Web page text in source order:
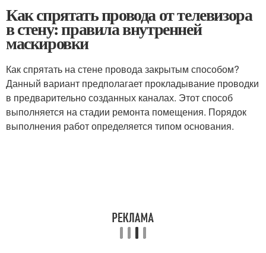
Как спрятать провода от телевизора
в стену: правила внутренней
маскировки
Как спрятать на стене провода закрытым способом?
Данный вариант предполагает прокладывание проводки
в предварительно созданных каналах. Этот способ
выполняется на стадии ремонта помещения. Порядок
выполнения работ определяется типом основания.